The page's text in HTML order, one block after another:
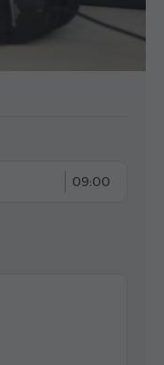
09:00